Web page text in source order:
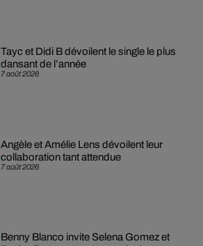
7 août 2026
Tayc et Didi B dévoilent le single le plus
dansant de l’année
7 août 2026
Angèle et Amélie Lens dévoilent leur
collaboration tant attendue
Benny Blanco invite Selena Gomez et